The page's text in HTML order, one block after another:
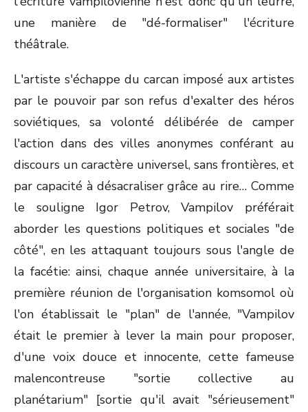
une manière de "dé-formaliser" l'écriture
théâtrale.
L'artiste s'échappe du carcan imposé aux artistes
par le pouvoir par son refus d'exalter des héros
soviétiques, sa volonté délibérée de camper
l'action dans des villes anonymes conférant au
discours un caractère universel, sans frontières, et
par capacité à désacraliser grâce au rire… Comme
le souligne Igor Petrov, Vampilov préférait
aborder les questions politiques et sociales "de
côté", en les attaquant toujours sous l'angle de
la facétie: ainsi, chaque année universitaire, à la
première réunion de l'organisation komsomol où
l'on établissait le "plan" de l'année, "Vampilov
était le premier à lever la main pour proposer,
d'une voix douce et innocente, cette fameuse
malencontreuse "sortie collective au
planétarium" [sortie qu'il avait "sérieusement"